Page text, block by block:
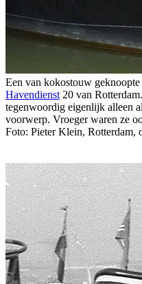
Een van kokostouw geknoopte
Havendienst 20 van
tegenwoordig eigenlijk alleen
voorwerp. Vroeger waren ze
Foto: Pieter Klein, Rotterdam,